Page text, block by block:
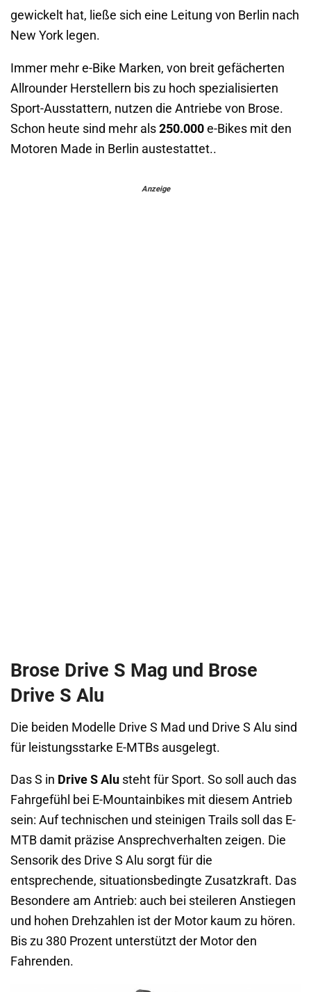
gewickelt hat, ließe sich eine Leitung von Berlin nach
New York legen.
Immer mehr e-Bike Marken, von breit gefächerten
Allrounder Herstellern bis zu hoch spezialisierten
Sport-Ausstattern, nutzen die Antriebe von Brose.
Schon heute sind mehr als 250.000 e-Bikes mit den
Motoren Made in Berlin austestattet..
Anzeige
Brose Drive S Mag und Brose
Drive S Alu
Die beiden Modelle Drive S Mad und Drive S Alu sind
für leistungsstarke E-MTBs ausgelegt.
Das S in Drive S Alu steht für Sport. So soll auch das
Fahrgefühl bei E-Mountainbikes mit diesem Antrieb
sein: Auf technischen und steinigen Trails soll das E-
MTB damit präzise Ansprechverhalten zeigen. Die
Sensorik des Drive S Alu sorgt für die
entsprechende, situationsbedingte Zusatzkraft. Das
Besondere am Antrieb: auch bei steileren Anstiegen
und hohen Drehzahlen ist der Motor kaum zu hören.
Bis zu 380 Prozent unterstützt der Motor den
Fahrenden.